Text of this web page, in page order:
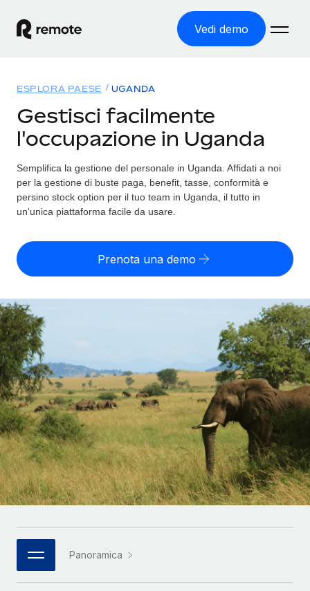
Vedi demo
ASSUMI NEL MONDO
Global Payroll
Gestisci il payroll a norma, in tutta semplicità
Employer of Record
Contractor Management
SERVICES
Chiedi a un esperto
Affidati agli esperti per la gestione HR e la
compliance globale
Soluzioni
COPERTURA GLOBALE
Ricerca paesi
Trova i servizi di supporto all’impiego per ogni Paese
Confronta Remote
Scopri come ci confrontiamo con gli altri
DIVENTA NOSTRO PARTNER
Integra l'HR globale nella tua piattaforma in modo
CASE STUDIES
Cultivating a Thriving Remote-First Culture in
Partnership with Remote
At a glance Discover the evolution of TheyDo, a pioneering
journey management platform that has...
Tariffe
English
Nederlands
Français
Deutsch
Español
Italiano
Português (Portugal)
日本語
한국어
中文（简体）
Login
ESPLORA PAESE UGANDA
Gestisci facilmente
l'occupazione in Uganda
Semplifica la gestione del personale in Uganda. Affidati a noi
per la gestione di buste paga, benefit, tasse, conformità e
persino stock option per il tuo team in Uganda, il tutto in
un'unica piattaforma facile da usare.
Prenota una demo
Panoramica